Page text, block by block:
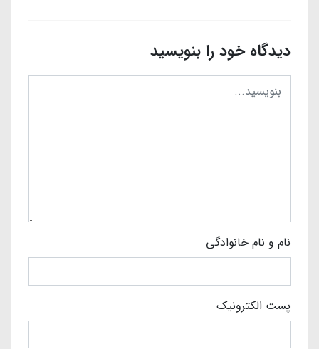
دیدگاه خود را بنویسید
نام و نام خانوادگی
پست الکترونیک